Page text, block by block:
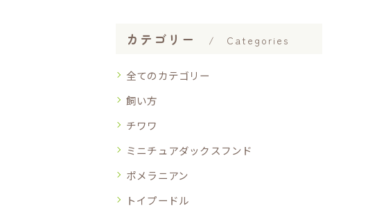
カテゴリー Categories
全てのカテゴリー
飼い方
チワワ
ミニチュアダックスフンド
ポメラニアン
トイプードル